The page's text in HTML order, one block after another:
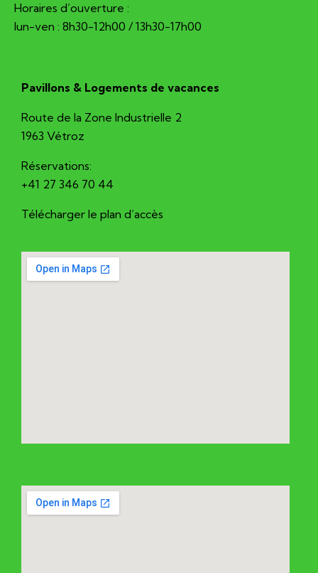
Horaires d’ouverture :
lun-ven : 8h30-12h00 / 13h30-17h00
Pavillons & Logements de vacances
Route de la Zone Industrielle 2
1963 Vétroz
Réservations:
+41 27 346 70 44
Télécharger le plan d’accès